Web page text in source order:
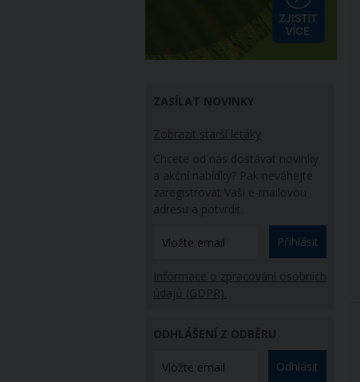
ZASÍLAT NOVINKY
Zobrazit starší letáky
Chcete od nás dostávat novinky
a akční nabídky? Pak neváhejte
zaregistrovat Vaši e-mailovou
adresu a potvrdit.
Přihlásit
Informace o zpracování osobních
údajů (GDPR).
ODHLÁŠENÍ Z ODBĚRU
Odhlásit